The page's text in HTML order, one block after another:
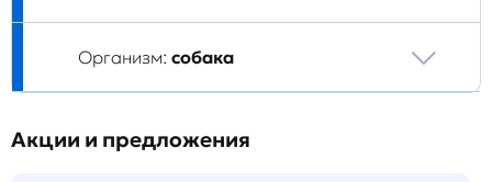
Организм: собака
Акции и предложения